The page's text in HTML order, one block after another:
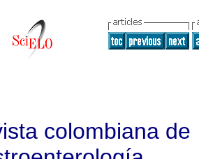
colombiana de